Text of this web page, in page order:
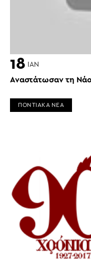
18 ΙΑΝ
Αναστάτωσαν τη
ΠΟΝΤΙΑΚΑ ΝΕΑ